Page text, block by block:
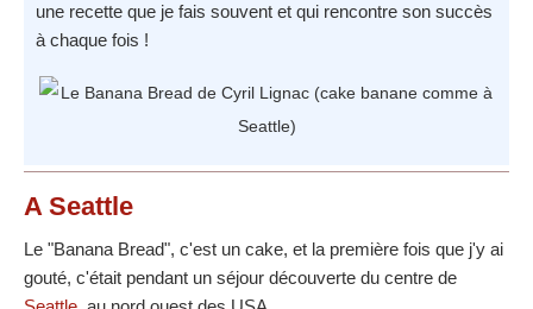
une recette que je fais souvent et qui rencontre son succès
à chaque fois !
A Seattle
Le "Banana Bread", c'est un cake, et la première fois que j'y ai
gouté, c'était pendant un séjour découverte du centre de